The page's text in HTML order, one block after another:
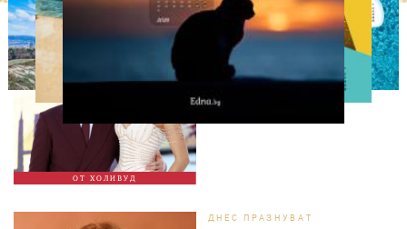
ОТ ХОЛИВУД
СВОБОДНО ВРЕМЕ
Том Холанд и Зендая
забелязани с брачни
халки в Лондон
ДНЕС ПРАЗНУВАТ